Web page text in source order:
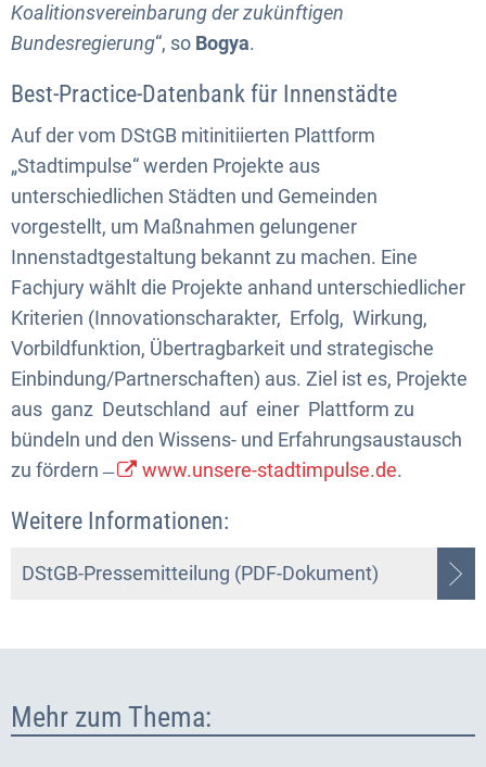
Koalitionsvereinbarung der zukünftigen
Bundesregierung“, so Bogya.
Best-Practice-Datenbank für Innenstädte
Auf der vom DStGB mitinitiierten Plattform
„Stadtimpulse“ werden Projekte aus
unterschiedlichen Städten und Gemeinden
vorgestellt, um Maßnahmen gelungener
Innenstadtgestaltung bekannt zu machen. Eine
Fachjury wählt die Projekte anhand unterschiedlicher
Kriterien (Innovationscharakter, Erfolg, Wirkung,
Vorbildfunktion, Übertragbarkeit und strategische
Einbindung/Partnerschaften) aus. Ziel ist es, Projekte
aus ganz Deutschland auf einer Plattform zu
bündeln und den Wissens- und Erfahrungsaustausch
zu fördern ̶
www.unsere-stadtimpulse.de.
Weitere Informationen:
DStGB-Pressemitteilung (PDF-Dokument)
Mehr zum Thema: